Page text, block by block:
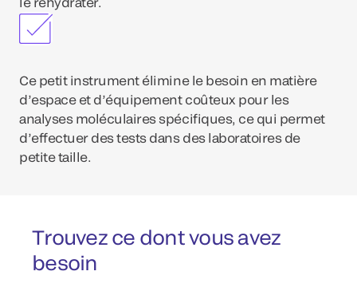
Ce petit instrument élimine le besoin en matière
d’espace et d’équipement coûteux pour les
analyses moléculaires spécifiques, ce qui permet
d’effectuer des tests dans des laboratoires de
petite taille.
Trouvez ce dont vous avez
besoin